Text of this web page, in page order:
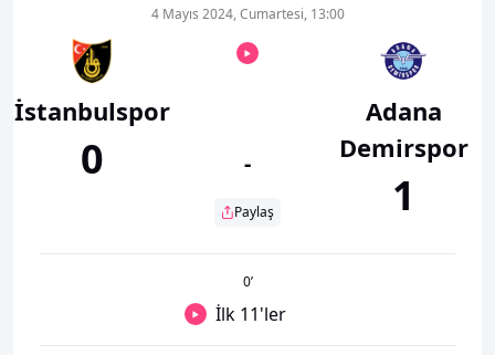
İstanbulspor
0
4 Mayıs 2024, Cumartesi, 13:00
-
Paylaş
Adana
Demirspor
1
0’
İlk 11'ler